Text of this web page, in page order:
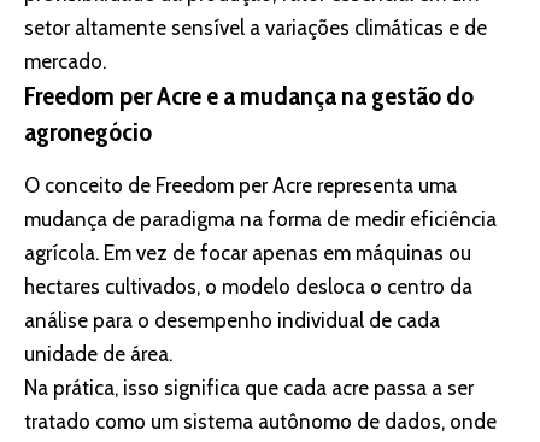
setor altamente sensível a variações climáticas e de
mercado.
Freedom per Acre e a mudança na gestão do
agronegócio
O conceito de Freedom per Acre representa uma
mudança de paradigma na forma de medir eficiência
agrícola. Em vez de focar apenas em máquinas ou
hectares cultivados, o modelo desloca o centro da
análise para o desempenho individual de cada
unidade de área.
Na prática, isso significa que cada acre passa a ser
tratado como um sistema autônomo de dados, onde